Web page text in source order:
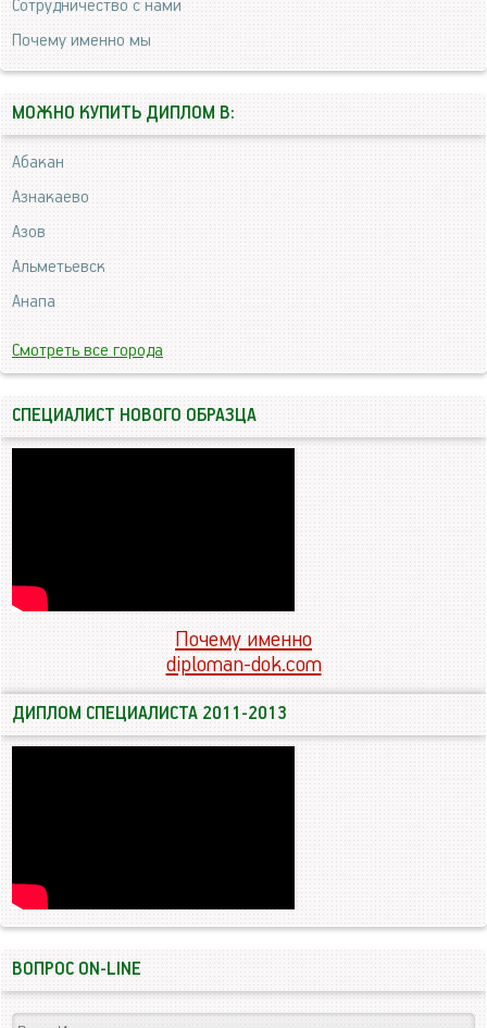
Сотрудничество с нами
Почему именно мы
МОЖНО КУПИТЬ ДИПЛОМ В:
Абакан
Азнакаево
Азов
Альметьевск
Анапа
Смотреть все города
СПЕЦИАЛИСТ НОВОГО ОБРАЗЦА
Почему именно
diploman-dok.com
ДИПЛОМ СПЕЦИАЛИСТА 2011-2013
ВОПРОС ON-LINE